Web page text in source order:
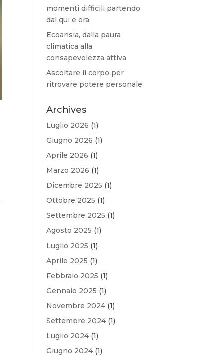
momenti difficili partendo
dal qui e ora
Ecoansia, dalla paura
climatica alla
consapevolezza attiva
Ascoltare il corpo per
ritrovare potere personale
Archives
Luglio 2026 (1)
Giugno 2026 (1)
Aprile 2026 (1)
Marzo 2026 (1)
Dicembre 2025 (1)
Ottobre 2025 (1)
Settembre 2025 (1)
Agosto 2025 (1)
Luglio 2025 (1)
Aprile 2025 (1)
Febbraio 2025 (1)
Gennaio 2025 (1)
Novembre 2024 (1)
Settembre 2024 (1)
Luglio 2024 (1)
Giugno 2024 (1)